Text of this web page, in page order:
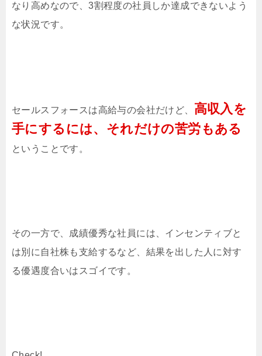
なり高めなので、3割程度の社員しか達成できないよう
な状況です。
セールスフォースは高給与の会社だけど、 高収入を
手にするには、それだけの苦労もある
ということです。
その一方で、成績優秀な社員には、インセンティブと
は別に自社株も支給するなど、結果を出した人に対す
る優遇度合いはスゴイです。